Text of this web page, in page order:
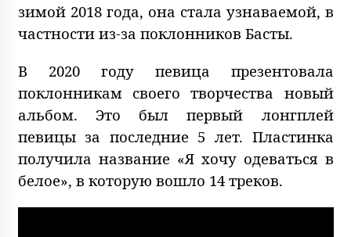
зимой 2018 года, она стала узнаваемой, в
частности из-за поклонников Басты.
В 2020 году певица презентовала
поклонникам своего творчества новый
альбом. Это был первый лонгплей
певицы за последние 5 лет. Пластинка
получила название «Я хочу одеваться в
белое», в которую вошло 14 треков.